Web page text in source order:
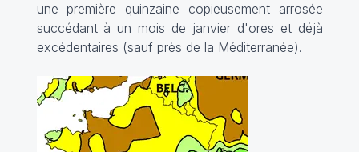
une première quinzaine copieusement arrosée
succédant à un mois de janvier d'ores et déjà
excédentaires (sauf près de la Méditerranée).